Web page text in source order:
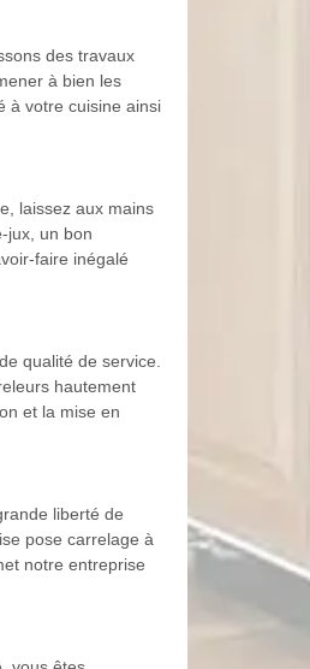
des travaux
à bien les
à votre cuisine ainsi
laissez aux mains
jux, un bon
faire inégalé
qualité de service.
hautement
et la mise en
liberté de
pose carrelage à
notre entreprise